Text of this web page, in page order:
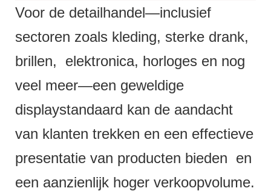
Voor de detailhandel—inclusief
sectoren zoals kleding, sterke drank,
brillen, elektronica, horloges en nog
veel meer—een geweldige
displaystandaard kan de aandacht
van klanten trekken en een effectieve
presentatie van producten bieden en
een aanzienlijk hoger verkoopvolume.